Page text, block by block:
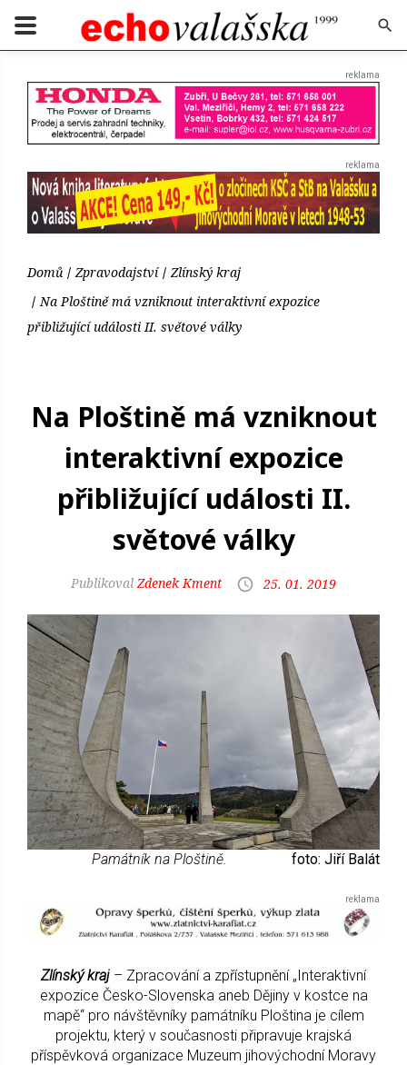
Domů Zpravodajství
Zlínský kraj
Na Ploštině má vzniknout interaktivní expozice
přibližující události II. světové války
Na Ploštině má vzniknout
interaktivní expozice
přibližující události II.
světové války
Zdenek Kment 25. 01. 2019
Památník na Ploštině. foto: Jiří Balát
Zlínský kraj – Zpracování a zpřístupnění „Interaktivní
expozice Česko-Slovenska aneb Dějiny v kostce na
mapě“ pro návštěvníky památníku Ploština je cílem
projektu, který v současnosti připravuje krajská
příspěvková organizace Muzeum jihovýchodní Moravy